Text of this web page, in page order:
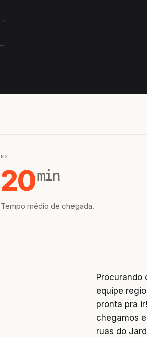
02
20min
Tempo médio de chegada.
Procurando
equipe
pronta pra
chegamos
ruas do